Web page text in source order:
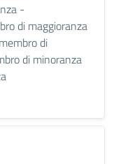
-
di maggioranza
di
di minoranza